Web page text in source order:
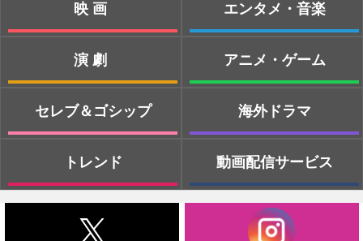
映画
演劇
セレブ＆ゴシップ
トレンド
エンタメ・音楽
アニメ・ゲーム
海外ドラマ
動画配信サービス